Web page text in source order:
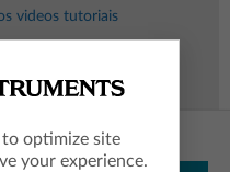
videos tutoriais
interessar:
to optimize site
your experience.